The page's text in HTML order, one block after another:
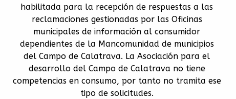
de 2022 de 9.00 a 11.00 horas en
llevas años diciendo lo mismo es posible que suene
habilitada para la recepción de respuestas a las
reclamaciones gestionadas por las Oficinas
municipales de información al consumidor
dependientes de la Mancomunidad de municipios
del Campo de Calatrava. La Asociación para el
desarrollo del Campo de Calatrava no tiene
competencias en consumo, por tanto no tramita ese
tipo de solicitudes.